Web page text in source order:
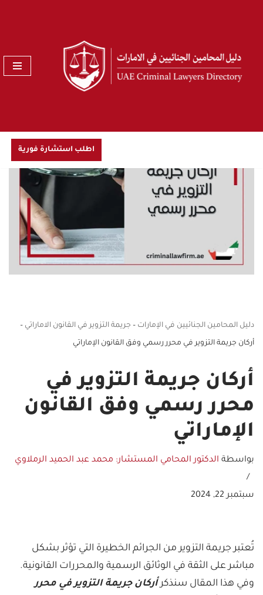
المحتوى
اطلب استشارة فورية
دليل المحامين الجنائيين في الإمارات – جريمة التزوير في القانون الاماراتي –
أركان جريمة التزوير في محرر رسمي وفق القانون الإماراتي
أركان جريمة التزوير في
محرر رسمي وفق القانون
الإماراتي
بواسطة الدكتور المحامي المستشار: محمد عبد الحميد الرملاوي
سبتمبر 22, 2024
تُعتبر جريمة التزوير من الجرائم الخطيرة التي تؤثر بشكل
مباشر على الثقة في الوثائق الرسمية والمحررات القانونية.
وفي هذا المقال سنذكرأركان جريمة التزوير في محرر